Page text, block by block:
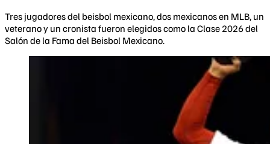
Tres jugadores del beisbol mexicano, dos mexicanos en MLB, un
veterano y un cronista fueron elegidos como la Clase 2026 del
Salón de la Fama del Beisbol Mexicano.